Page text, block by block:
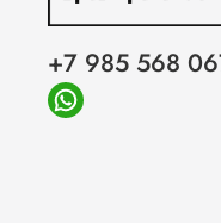
+7 985 568